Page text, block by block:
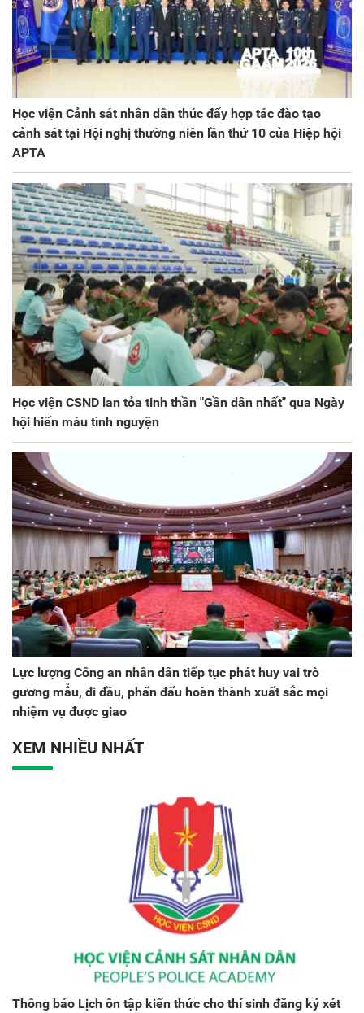
Học viện Cảnh sát nhân dân thúc đẩy hợp tác đào tạo
cảnh sát tại Hội nghị thường niên lần thứ 10 của Hiệp hội
APTA
Học viện CSND lan tỏa tinh thần "Gần dân nhất" qua Ngày
hội hiến máu tình nguyện
Lực lượng Công an nhân dân tiếp tục phát huy vai trò
gương mẫu, đi đầu, phấn đấu hoàn thành xuất sắc mọi
nhiệm vụ được giao
XEM NHIỀU NHẤT
Thông báo Lịch ôn tập kiến thức cho thí sinh đăng ký xét